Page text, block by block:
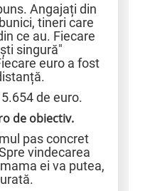
Angajați din
tineri care
ce au. Fiecare
singură"
euro a fost
de euro.
de obiectiv.
pas concret
vindecarea
ei va putea,